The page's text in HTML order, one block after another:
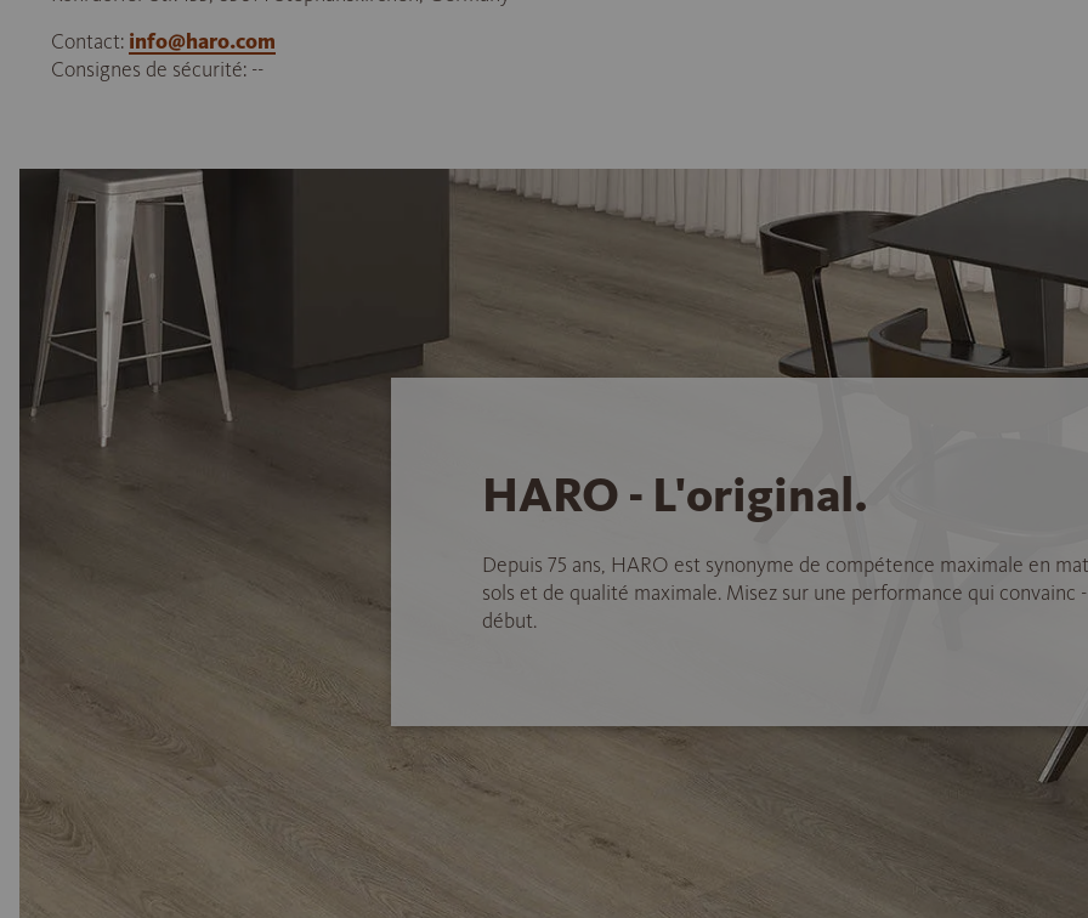
Contact: info@haro.com
Consignes de sécurité: --
HARO - L'original.
Depuis 75 ans, HARO est synonyme de compétence maximale en
sols et de qualité maximale. Misez sur une performance qui convainc
début.